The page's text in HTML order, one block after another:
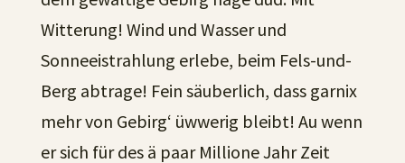
Witterung! Wind und Wasser und
Sonneeistrahlung erlebe, beim Fels-und-
Berg abtrage! Fein säuberlich, dass garnix
mehr von Gebirg‘ üwwerig bleibt! Au wenn
er sich für des ä paar Millione Jahr Zeit